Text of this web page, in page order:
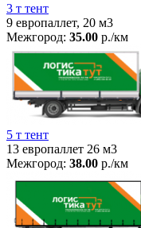
3 т тент
9 европаллет, 20 м3
Межгород: 35.00 р./км
5 т тент
13 европаллет 26 м3
Межгород: 38.00 р./км